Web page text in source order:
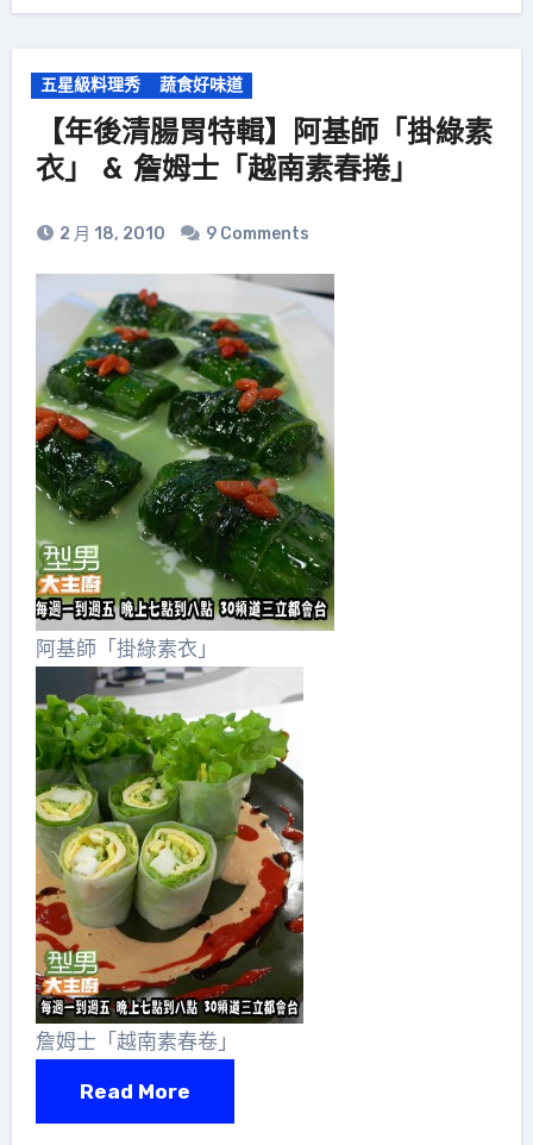
五星級料理秀 蔬食好味道
【年後清腸胃特輯】阿基師「掛綠素
衣」 & 詹姆士「越南素春捲」
2 月 18, 2010 9 Comments
阿基師「掛綠素衣」
詹姆士「越南素春卷」
Read More